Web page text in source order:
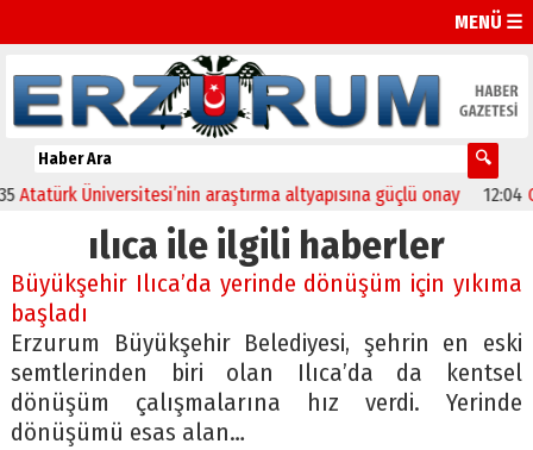
MENÜ ☰
Üniversitesi’nin araştırma altyapısına güçlü onay 12:04
ılıca ile ilgili haberler
Büyükşehir Ilıca’da yerinde dönüşüm için yıkıma
başladı
Erzurum Büyükşehir Belediyesi, şehrin en eski
semtlerinden biri olan Ilıca’da da kentsel
dönüşüm çalışmalarına hız verdi. Yerinde
dönüşümü esas alan…